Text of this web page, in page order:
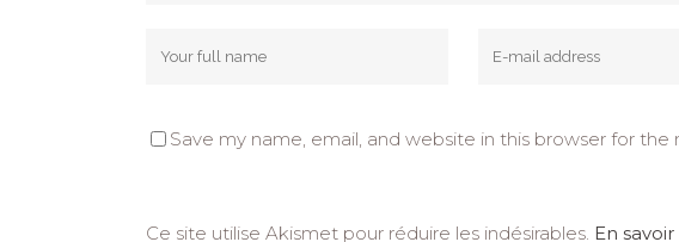
Save my name, email, and website in this browser for
Ce site utilise Akismet pour réduire les indésirables. En